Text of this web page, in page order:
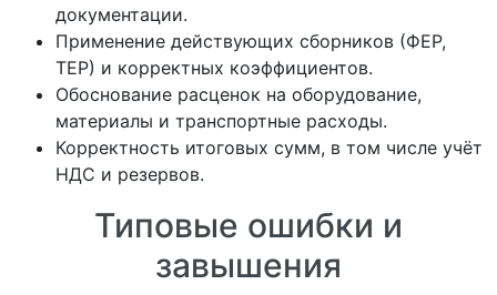
документации.
Применение действующих сборников (ФЕР,
ТЕР) и корректных коэффициентов.
Обоснование расценок на оборудование,
материалы и транспортные расходы.
Корректность итоговых сумм, в том числе учёт
НДС и резервов.
Типовые ошибки и
завышения